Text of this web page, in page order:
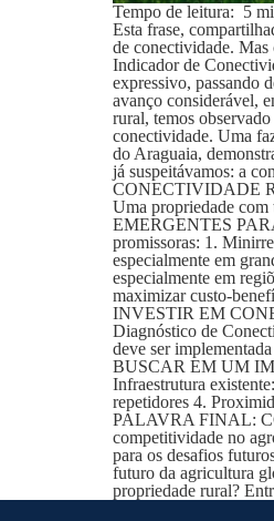
Tempo de leitura: 5
Esta frase,
de conectividade.
Indicador de
expressivo, passando
avanço considerável,
rural, temos
conectividade. Uma
do Araguaia,
já suspeitávamos: a
CONECTIVIDADE
Uma propriedade com
EMERGENTES
promissoras: 1.
especialmente em
especialmente em
maximizar custo-
INVESTIR EM
Diagnóstico de
deve ser
BUSCAR EM UM
Infraestrutura
repetidores 4.
PALAVRA FINAL:
competitividade no
para os desafios
futuro da agricultura
propriedade rural?